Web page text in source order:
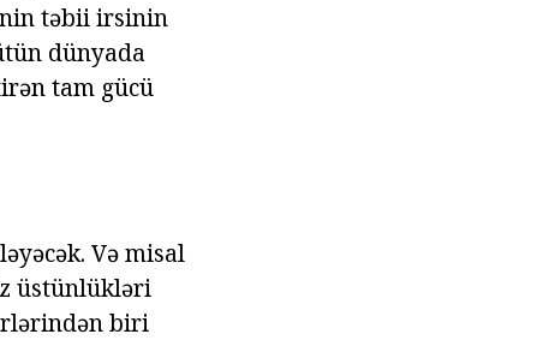
təbii irsinin
dünyada
tam gücü
Və misal
üstünlükləri
biri